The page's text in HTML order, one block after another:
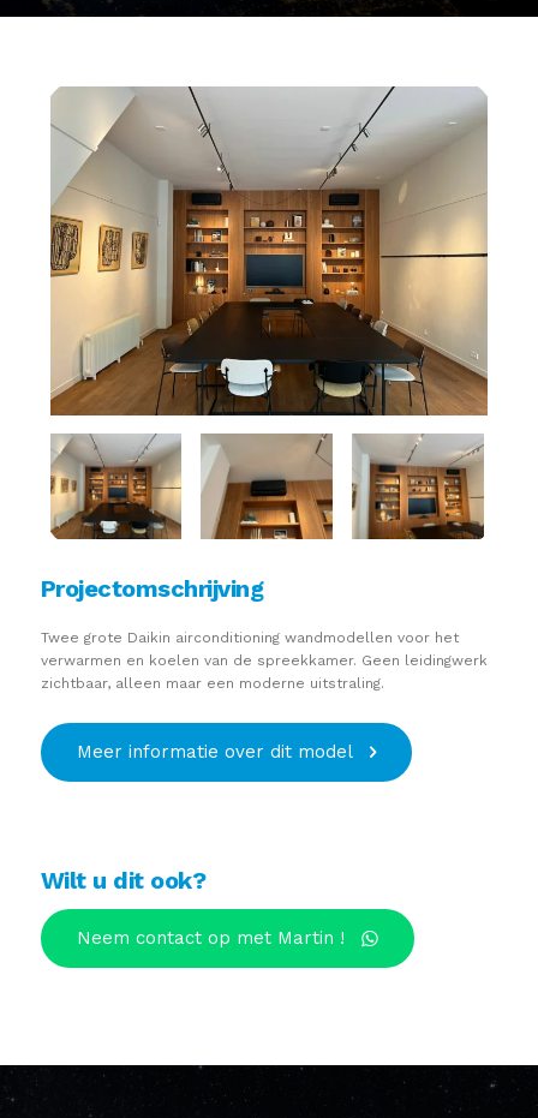
Projectomschrijving
Twee grote Daikin airconditioning wandmodellen voor het
verwarmen en koelen van de spreekkamer. Geen leidingwerk
zichtbaar, alleen maar een moderne uitstraling.
Meer informatie over dit model
Wilt u dit ook?
Neem contact op met Martin !